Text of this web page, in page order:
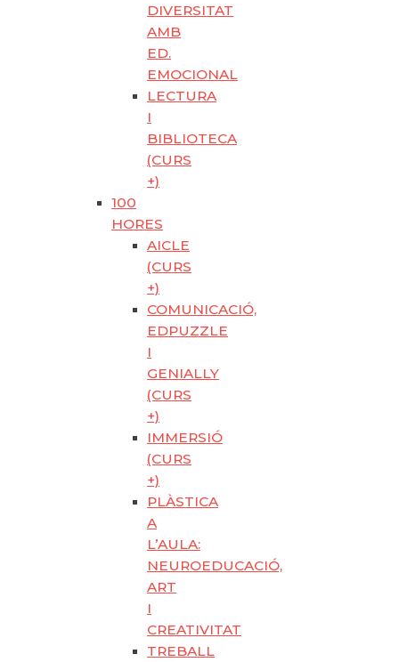
DIVERSITAT
AMB
ED.
EMOCIONAL
LECTURA
I
BIBLIOTECA
(CURS
+)
100
HORES
AICLE
(CURS
+)
COMUNICACIÓ,
EDPUZZLE
I
GENIALLY
(CURS
+)
IMMERSIÓ
(CURS
+)
PLÀSTICA
A
L’AULA:
NEUROEDUCACIÓ,
ART
I
CREATIVITAT
TREBALL